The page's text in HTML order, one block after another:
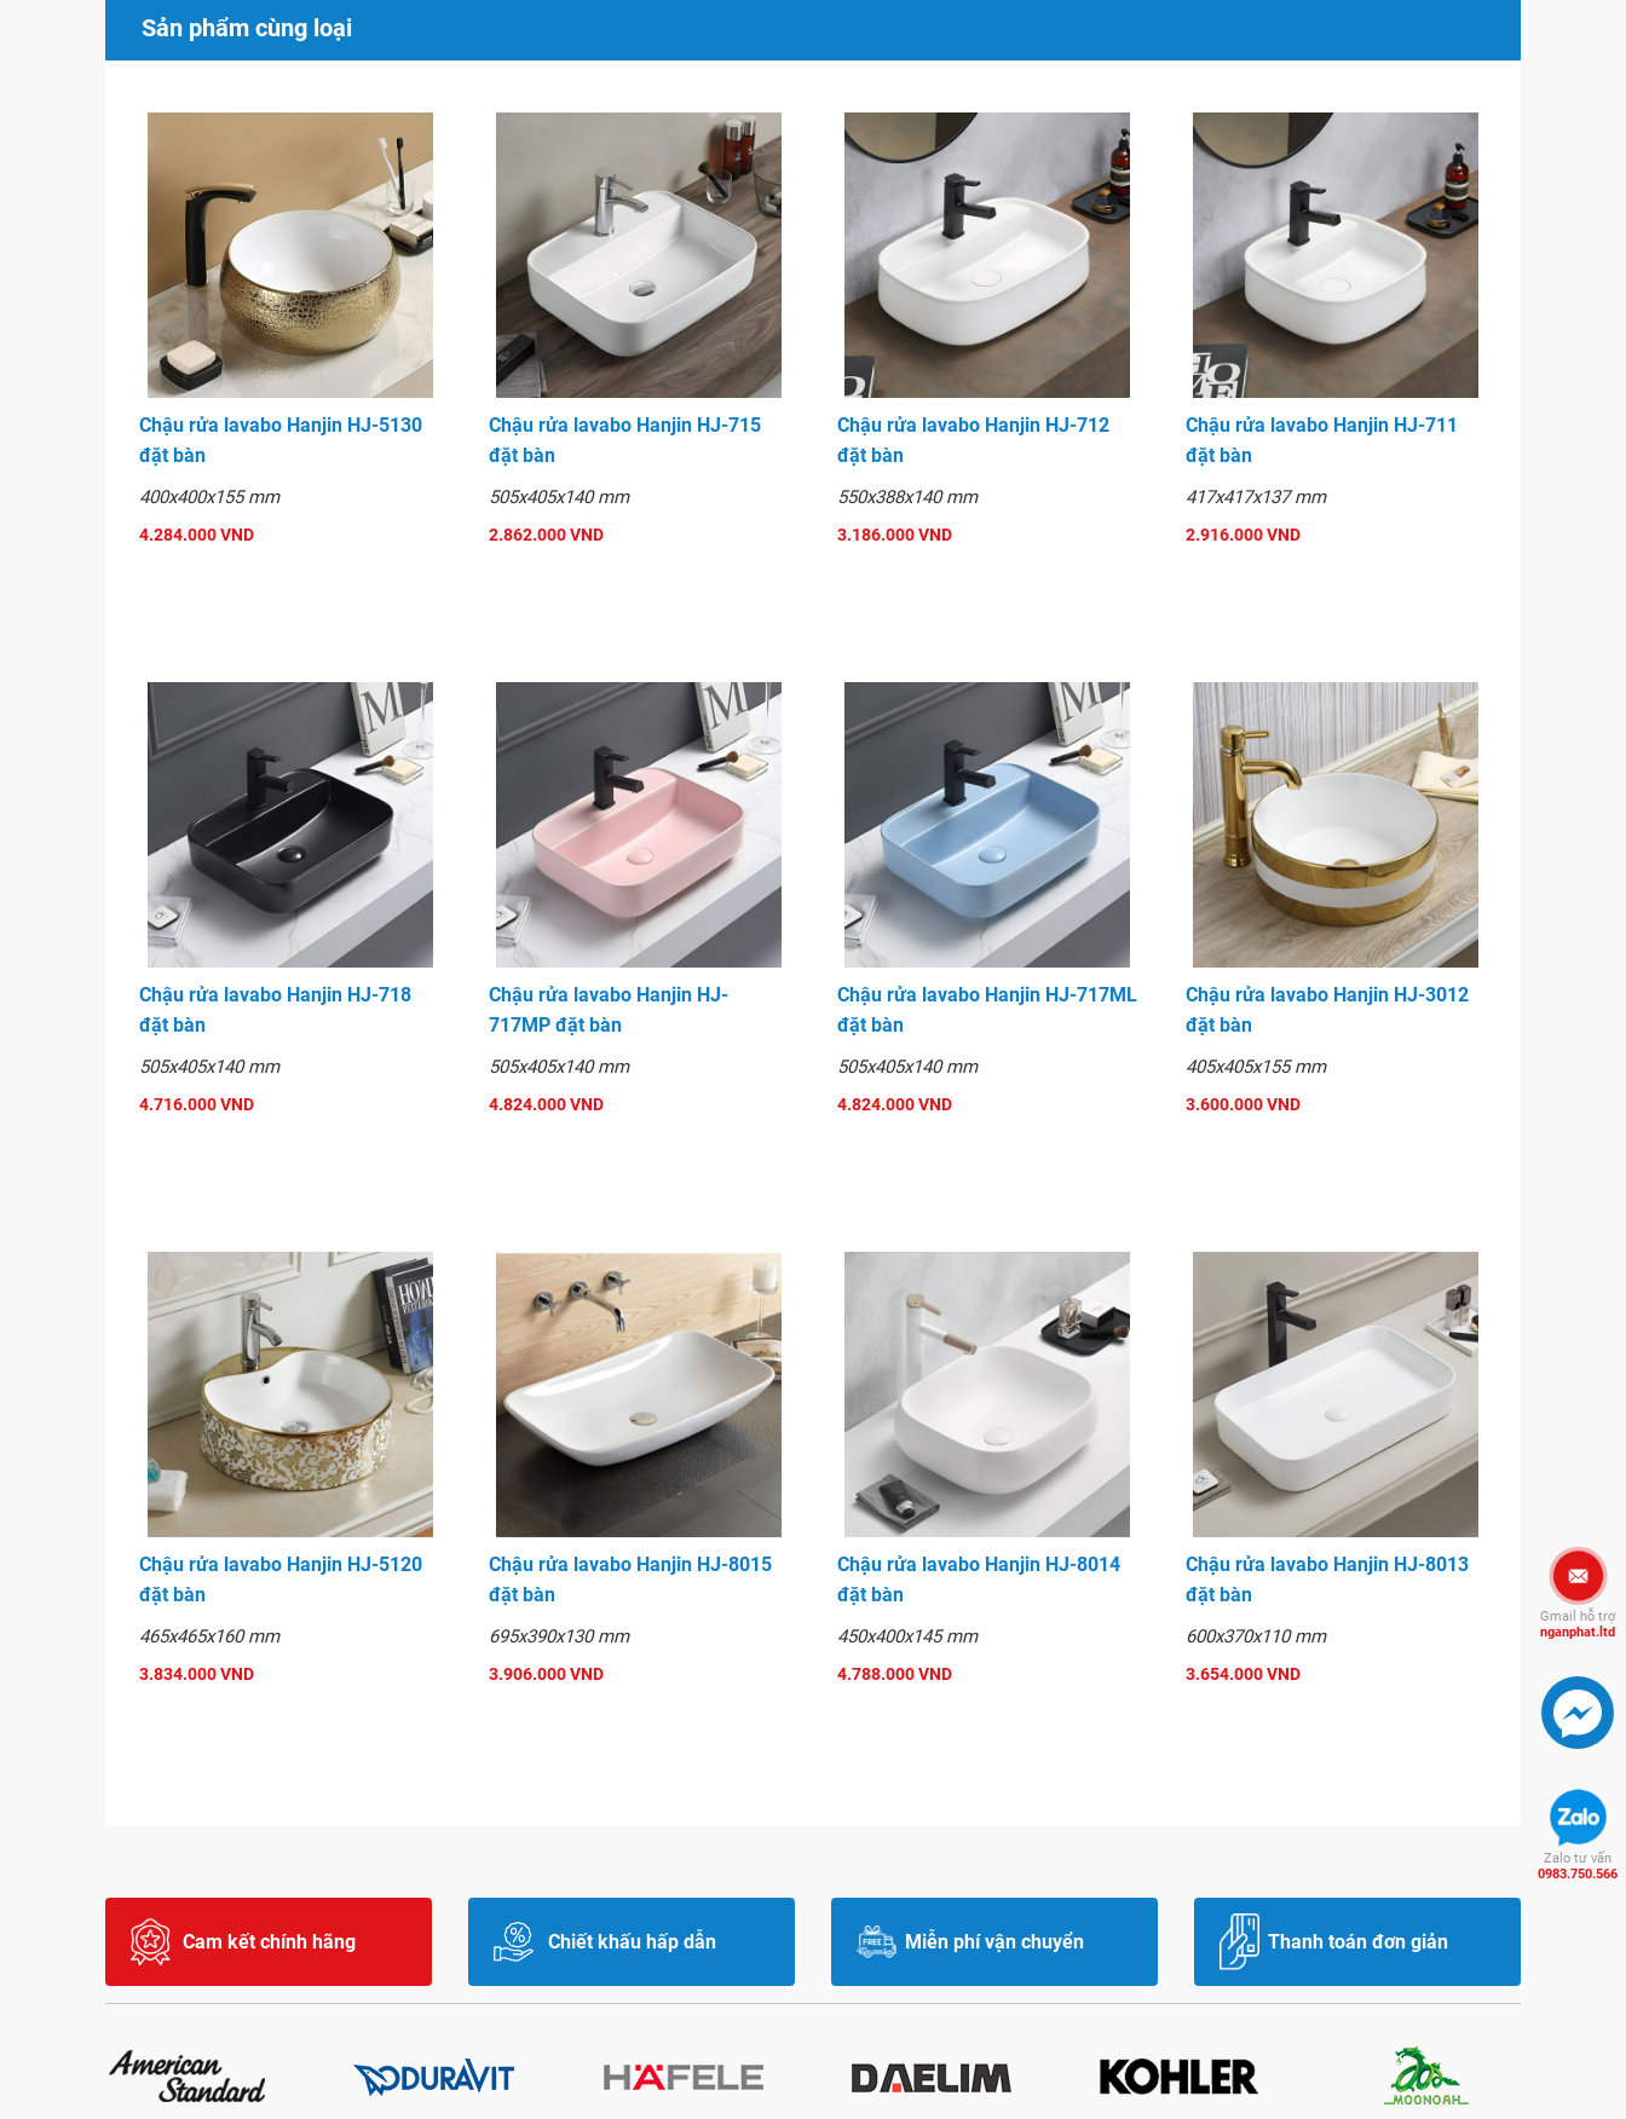
phòng tắm lớn nhất thế giới. Các sản phẩm của Hanjin nằm trong danh sách
những sản phẩm bán chạy nhất trên thị trường với thiết kế và chất lượng
Chậu rửa lavabo Hanjin với thiết kế đa dạng như đặt bàn, treo tường, chân
đứng với những chất liệu đa dạng, bền bỉ. Sản phẩm hiện đang được phân
phối chính hãng tại đại lý Ngân Phát với nhiều ưu đãi và giá tốt nhất hiện
Hình ảnh
Chậu rửa lavabo Hanjin HJ-5170
Sản phẩm cùng loại
Chậu rửa lavabo Hanjin HJ-5130
đặt bàn
400x400x155 mm
4.284.000 VND
Chậu rửa lavabo Hanjin HJ-715
đặt bàn
505x405x140 mm
2.862.000 VND
Chậu rửa lavabo Hanjin HJ-712
đặt bàn
550x388x140 mm
3.186.000 VND
Chậu rửa lavabo Hanjin HJ-711
đặt bàn
417x417x137 mm
2.916.000 VND
Chậu rửa lavabo Hanjin HJ-718
đặt bàn
505x405x140 mm
4.716.000 VND
Chậu rửa lavabo Hanjin HJ-
717MP đặt bàn
505x405x140 mm
4.824.000 VND
Chậu rửa lavabo Hanjin HJ-717ML
đặt bàn
505x405x140 mm
4.824.000 VND
Chậu rửa lavabo Hanjin HJ-3012
đặt bàn
405x405x155 mm
3.600.000 VND
Chậu rửa lavabo Hanjin HJ-5120
đặt bàn
465x465x160 mm
3.834.000 VND
Chậu rửa lavabo Hanjin HJ-8015
đặt bàn
695x390x130 mm
3.906.000 VND
Chậu rửa lavabo Hanjin HJ-8014
đặt bàn
450x400x145 mm
4.788.000 VND
Chậu rửa lavabo Hanjin HJ-8013
đặt bàn
600x370x110 mm
3.654.000 VND
Cam kết chính hãng Chiết khấu hấp dẫn Miễn phí vận chuyển Thanh toán đơn giản
Gmail hỗ trợ
nganphat.ltd
Zalo tư vấn
0983.750.566